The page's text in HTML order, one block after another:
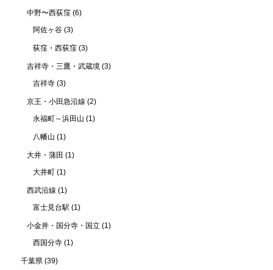
中野〜西荻窪 (6)
阿佐ヶ谷 (3)
荻窪・西荻窪 (3)
吉祥寺・三鷹・武蔵境 (3)
吉祥寺 (3)
京王・小田急沿線 (2)
永福町～浜田山 (1)
八幡山 (1)
大井・蒲田 (1)
大井町 (1)
西武沿線 (1)
富士見台駅 (1)
小金井・国分寺・国立 (1)
西国分寺 (1)
千葉県 (39)